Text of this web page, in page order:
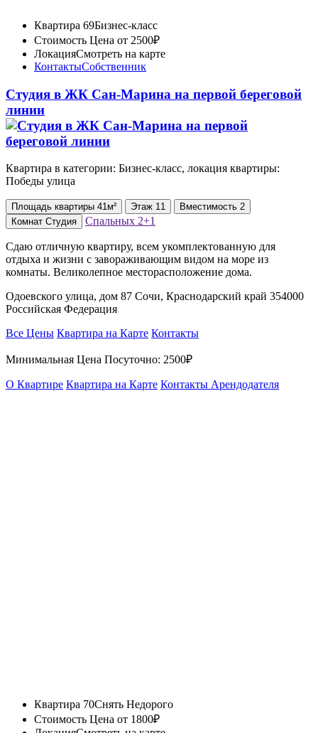
Квартира 69Бизнес-класс
Стоимость Цена от 2500₽
ЛокацияСмотреть на карте
КонтактыСобственник
Студия в ЖК Сан-Марина на первой береговой
линии
Квартира в категории: Бизнес-класс, локация квартиры:
Победы улица
Площадь квартиры 41м² Этаж 11 Вместимость 2
Комнат Студия Спальных 2+1
Сдаю отличную квартиру, всем укомплектованную для
отдыха и жизни с завораживающим видом на моpе из
комнaты. Великолепное месторасположение дома.
Одоевского улица, дом 87 Сочи, Краснодарский край 354000
Российская Федерация
Все Цены Квартира на Карте Контакты
Минимальная Цена Посуточно: 2500₽
О Квартире Квартира на Карте Контакты Арендодателя
Квартира 70Снять Недорого
Стоимость Цена от 1800₽